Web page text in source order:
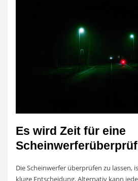
Es wird Zeit für eine
Die Scheinwerfer überprüfen zu lassen,
kluge Entscheidung. Alternativ kann